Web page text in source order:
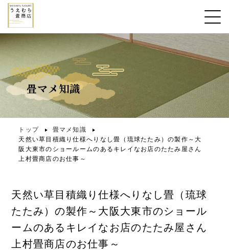
畳マメ知識
トップ
畳マメ知識
天然い草目積織り仕様へりなし畳（琉球たたみ）の製作～大
阪大東市のショールームのあるキレイなお店のたたみ屋さん
上村畳商店のお仕事～
天然い草目積織り仕様へりなし畳（琉球
たたみ）の製作～大阪大東市のショール
ームのあるキレイなお店のたたみ屋さん
上村畳商店のお仕事～